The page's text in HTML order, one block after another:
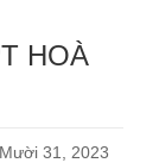
HOÀ
31, 2023